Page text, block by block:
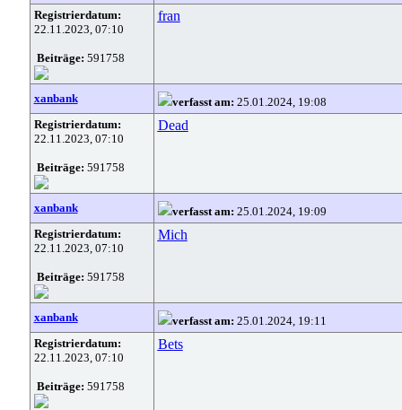
Registrierdatum:
22.11.2023, 07:10
Beiträge: 591758
fran
xanbank verfasst am: 25.01.2024, 19:08
Registrierdatum:
22.11.2023, 07:10
Beiträge: 591758
Dead
xanbank verfasst am: 25.01.2024, 19:09
Registrierdatum:
22.11.2023, 07:10
Beiträge: 591758
Mich
xanbank verfasst am: 25.01.2024, 19:11
Registrierdatum:
22.11.2023, 07:10
Beiträge: 591758
Bets